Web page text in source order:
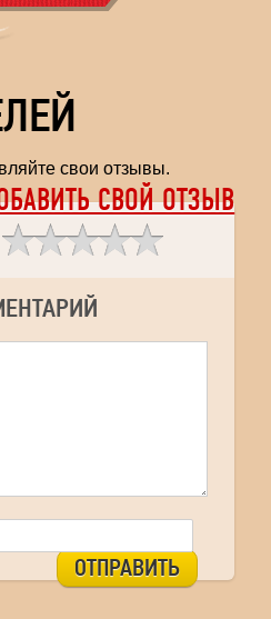
свои отзывы.
СВОЙ ОТЗЫВ
ОТПРАВИТЬ